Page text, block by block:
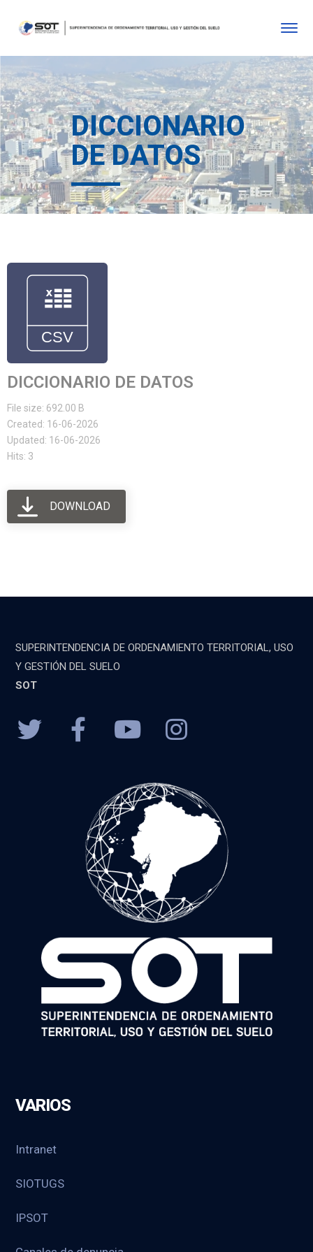
DICCIONARIO
DE DATOS
DICCIONARIO DE DATOS
File size: 692.00 B
Created: 16-06-2026
Updated: 16-06-2026
Hits: 3
DOWNLOAD
SUPERINTENDENCIA DE ORDENAMIENTO TERRITORIAL, USO
Y GESTIÓN DEL SUELO
SOT
VARIOS
Intranet
SIOTUGS
IPSOT